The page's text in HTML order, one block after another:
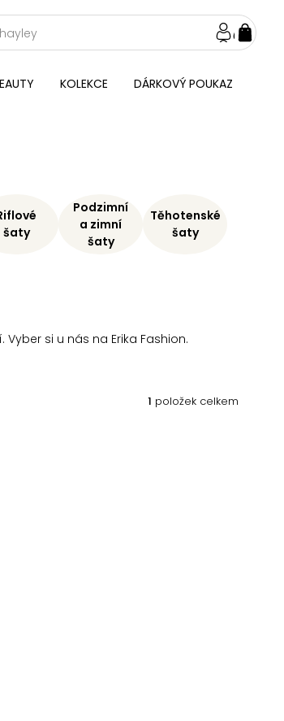
KOLEKCE DÁRKOVÝ POUKAZ
si u nás na Erika Fashion.
šaty
Podzimní
a zimní
šaty
Těhotenské
šaty
1 položek celkem